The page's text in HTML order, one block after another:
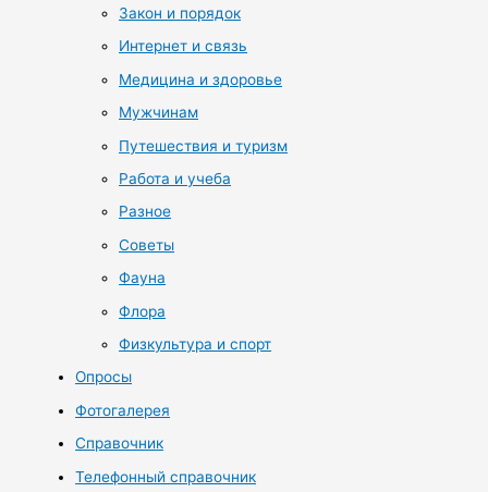
Закон и порядок
Интернет и связь
Медицина и здоровье
Мужчинам
Путешествия и туризм
Работа и учеба
Разное
Советы
Фауна
Флора
Физкультура и спорт
Опросы
Фотогалерея
Справочник
Телефонный справочник